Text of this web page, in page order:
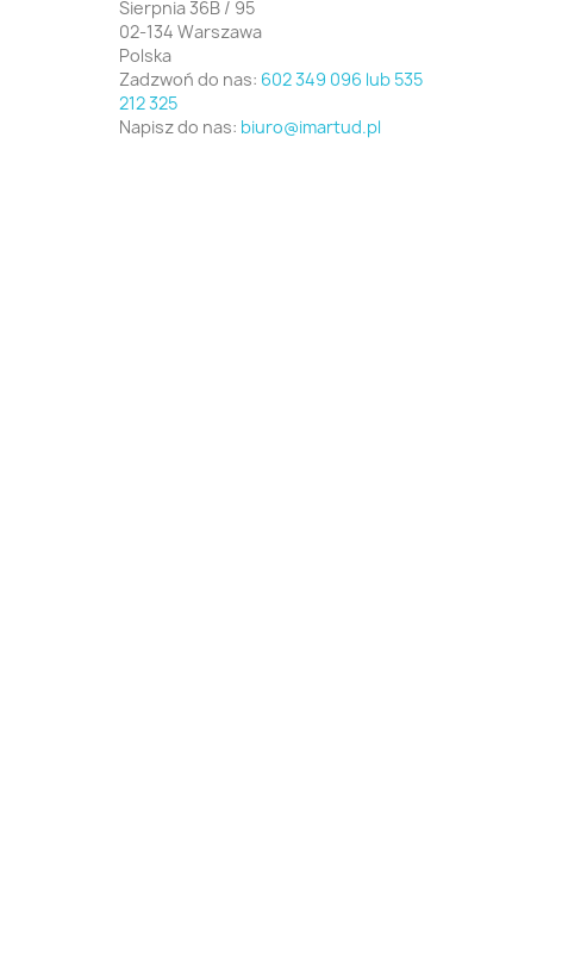
Sierpnia 36B / 95
02-134 Warszawa
Polska
Zadzwoń do nas: 602 349 096 lub 535
212 325
Napisz do nas: biuro@imartud.pl